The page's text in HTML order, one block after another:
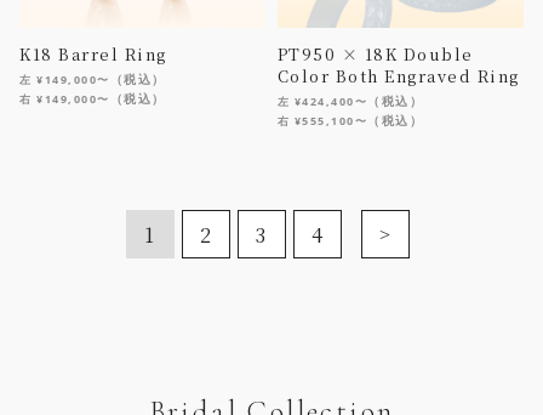
K18 Barrel Ring
左 ¥149,000〜 （税込）
右 ¥149,000〜 （税込）
PT950 × 18K Double
Color Both Engraved Ring
左 ¥424,400〜 （税込）
右 ¥555,100〜 （税込）
1 2 3 4